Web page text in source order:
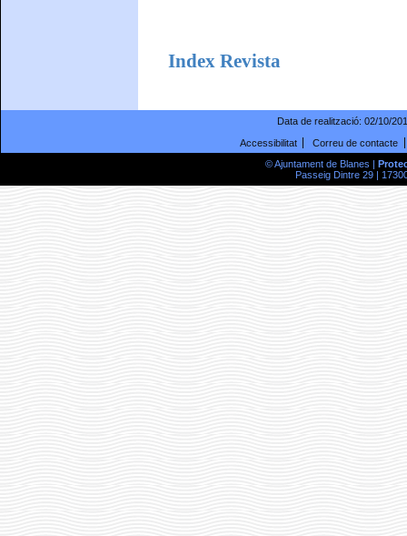
Index Revista
Data de realització: 02/10/
Accessibilitat
Correu de contacte
© Ajuntament de Blanes |
Passeig Dintre 29 |